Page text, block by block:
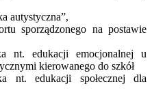
autystyczna”,
sporządzonego na postawie
nt. edukacji emocjonalnej u
kierowanego do szkół
nt. edukacji społecznej dla